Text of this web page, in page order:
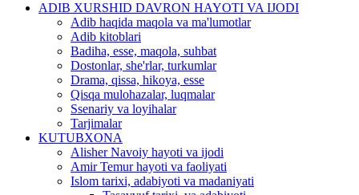
ADIB XURSHID DAVRON HAYOTI VA IJODI
Adib haqida maqola va ma'lumotlar
Adib kitoblari
Badiha, esse, maqola, suhbat
Dostonlar, she'rlar, turkumlar
Drama, qissa, hikoya, esse
Qisqa mulohazalar, luqmalar
Ssenariy va loyihalar
Tarjimalar
KUTUBXONA
Alisher Navoiy hayoti va ijodi
Amir Temur hayoti va faoliyati
Islom tarixi, adabiyoti va madaniyati